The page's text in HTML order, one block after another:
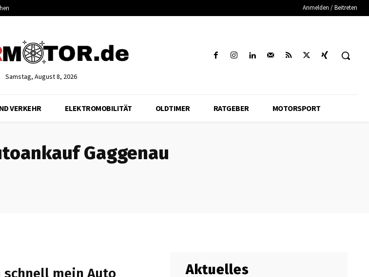
Anmelden / Beitreten
Samstag, August 8, 2026
VERKEHR ELEKTROMOBILITÄT OLDTIMER RATGEBER MOTORSPORT
Gaggenau
schnell mein Auto
Aktuelles